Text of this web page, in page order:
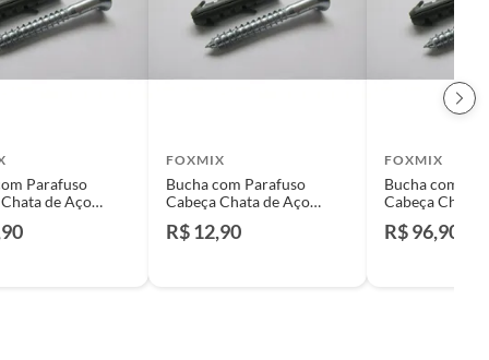
Parafuso
de Aço
Cinza
FOXMIX
Bucha com Parafuso
Cabeça Chata de Aço
7mm 5 Peças Cinza
R$ 12,90
FOXMIX
Bucha com
Cabeça Chata
6mm 200
R$ 96,90